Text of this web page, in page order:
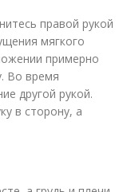
правой рукой
мягкого
примерно
Во время
другой рукой.
в сторону, а